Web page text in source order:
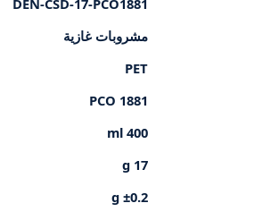
مشروبات غازية
PET
PCO 1881
400 ml
17 g
±0.2 g